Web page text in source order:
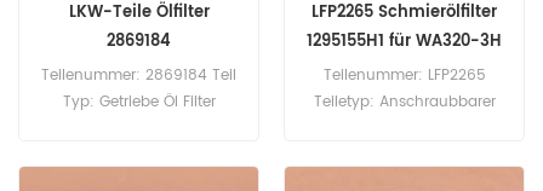
LKW-Teile Ölfilter
2869184
Teilenummer: 2869184 Teil
Typ: Getriebe Öl Filter
LFP2265 Schmierölfilter
1295155H1 für WA320-3H
Teilenummer: LFP2265
Teiletyp: Anschraubbarer